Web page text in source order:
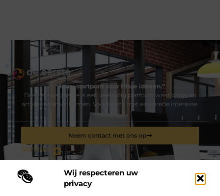
Wij respecteren uw
privacy
“Jouw startpunt voor frisse ideeën.”
Deeerstepagina.be is een veelzijdig platform waar blogs en
artikelen samenkomen. Voor lezers met een brede interesse.
Sitelinks
Neem contact met ons op